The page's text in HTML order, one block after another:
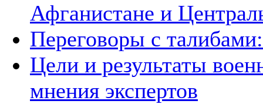
Афганистане и
Переговоры с
Цели и результаты
мнения экспертов